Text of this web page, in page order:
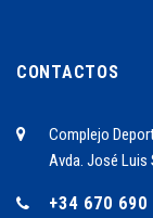
CONTACTOS
Complejo
Avda. José Luis
+34 670 690